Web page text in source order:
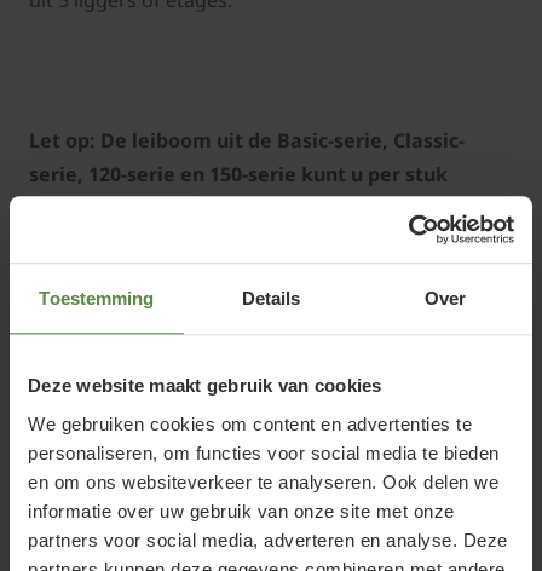
Toestemming Details Over
Deze website maakt gebruik van cookies
We gebruiken cookies om content en advertenties te
personaliseren, om functies voor social media te bieden
en om ons websiteverkeer te analyseren. Ook delen we
informatie over uw gebruik van onze site met onze
partners voor social media, adverteren en analyse. Deze
Let op: De leiboom uit de Basic-serie, Classic-
serie, 120-serie en 150-serie kunt u per stuk
(individueel) of in pakketvorm kopen. Een pakket
bestaat uit een x aantal leibomen plus de
kunnen schakelen. Aan de leiboom zelf hoeft u
niets meer te veranderen. In onze webshop wordt
de inhoud van dit pakket duidelijk toegelicht bij
de betreffende artikelen.
Leibomen groenblijvend -